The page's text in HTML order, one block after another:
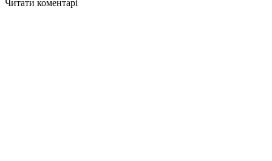
Читати коментарі